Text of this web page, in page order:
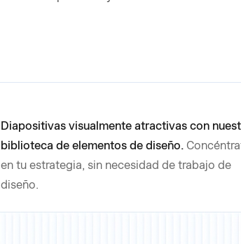
Diapositivas visualmente atractivas con
biblioteca de elementos de diseño.
en tu estrategia, sin necesidad de trabajo de
diseño.